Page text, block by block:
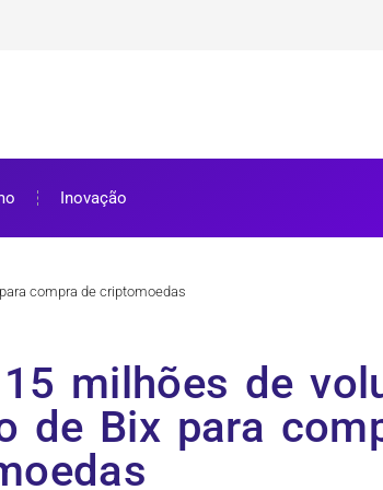
Inovação
compra de criptomoedas
milhões de
de Bix para